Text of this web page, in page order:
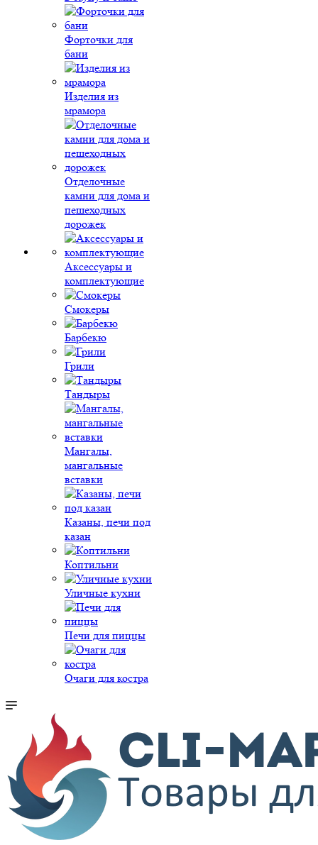
Форточки для
бани
Изделия из
мрамора
Отделочные
камни для дома и
пешеходных
дорожек
Аксессуары и
комплектующие
Смокеры
Барбекю
Грили
Тандыры
Мангалы,
мангальные
вставки
Казаны, печи под
казан
Коптильни
Уличные кухни
Печи для пиццы
Очаги для костра